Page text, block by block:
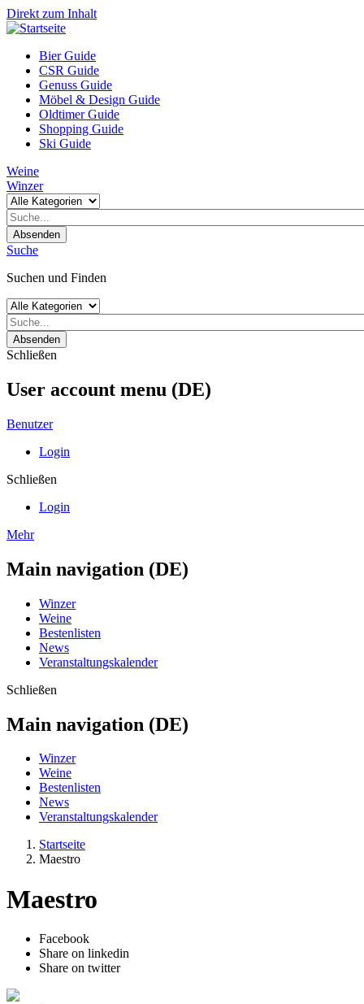
Direkt zum Inhalt
Bier Guide
CSR Guide
Genuss Guide
Möbel & Design Guide
Oldtimer Guide
Shopping Guide
Ski Guide
Weine
Winzer
Absenden
Suche
Suchen und Finden
Absenden
Schließen
User account menu (DE)
Benutzer
Login
Schließen
Login
Mehr
Main navigation (DE)
Winzer
Weine
Bestenlisten
News
Veranstaltungskalender
Schließen
Main navigation (DE)
Winzer
Weine
Bestenlisten
News
Veranstaltungskalender
Startseite
Maestro
Maestro
Facebook
Share on linkedin
Share on twitter